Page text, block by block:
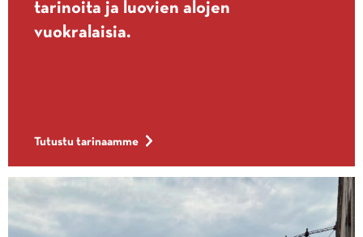
tarinoita ja luovien alojen
vuokralaisia.
Tutustu tarinaamme